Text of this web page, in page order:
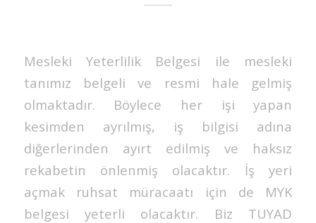
Mesleki Yeterlilik Belgesi ile mesleki
tanımız belgeli ve resmi hale gelmiş
olmaktadır. Böylece her işi yapan
kesimden ayrılmış, iş bilgisi adına
diğerlerinden ayırt edilmiş ve haksız
rekabetin önlenmiş olacaktır. İş yeri
açmak ruhsat müracaatı için de MYK
belgesi yeterli olacaktır. Biz TUYAD